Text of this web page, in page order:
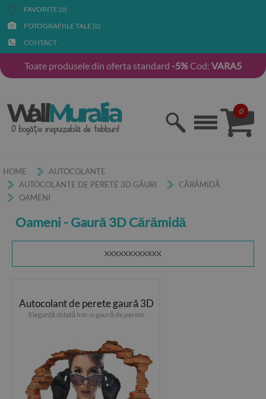
FAVORITE (0)
FOTOGRAFIILE TALE (0)
CONTACT
Toate produsele din oferta standard -5%Cod: VARA5
0
HOME
AUTOCOLANTE
AUTOCOLANTE DE PERETE 3D GĂURI
CĂRĂMIDĂ
OAMENI
Oameni - Gaură 3D Cărămidă
XXXXXXXXXXXX
Autocolant de perete gaură 3D
Eleganță stilată într-o gaură de perete